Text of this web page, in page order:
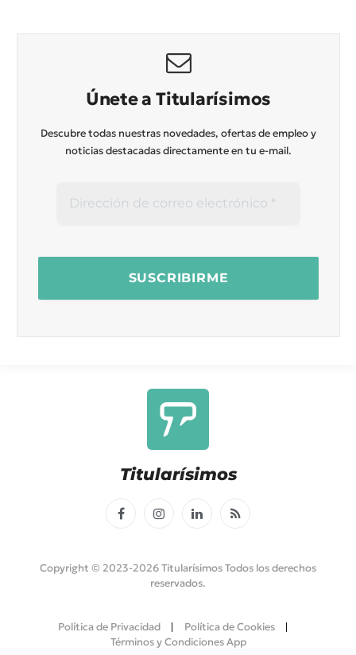
Únete a Titularísimos
Descubre todas nuestras novedades, ofertas de empleo y
noticias destacadas directamente en tu e-mail.
Titularísimos
FacebookInstagramLinkedInRSS
Copyright © 2023-2026 Titularísimos Todos los derechos
reservados.
Política de Privacidad
Política de Cookies
Términos y Condiciones App